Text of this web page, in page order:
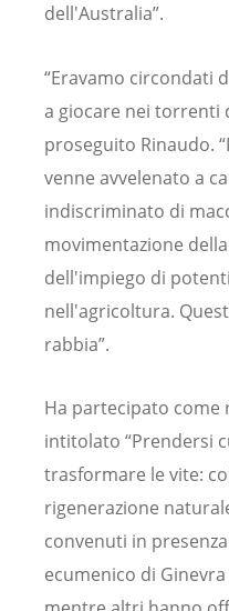
dell'Australia”.
“Eravamo circondati
a giocare nei torrenti
proseguito Rinaudo.
venne avvelenato a
indiscriminato di
movimentazione
dell'impiego di
nell'agricoltura.
rabbia”.
Ha partecipato come
intitolato “Prendersi
trasformare le vite:
rigenerazione
convenuti in
ecumenico di